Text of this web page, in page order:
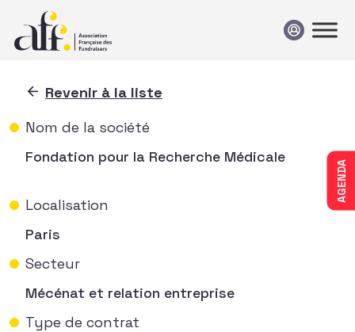
AGENDA
Revenir à la liste
Nom de la société
Fondation pour la Recherche Médicale
Localisation
Paris
Secteur
Mécénat et relation entreprise
Type de contrat